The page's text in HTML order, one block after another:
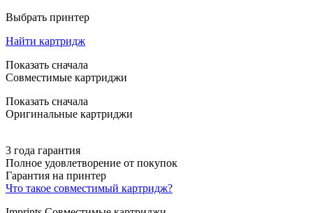
Выбрать принтер
Найти картридж
Показать сначала
Совместимые картриджи
Показать сначала
Оригинальные картриджи
3 года гарантия
Полное удовлетворение от покупок
Гарантия на принтер
Что такое совместимый картридж?